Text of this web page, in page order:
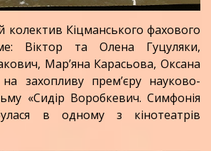
Кіцманського фахового
Віктор та Олена Гуцуляки,
Мар’яна Карасьова, Оксана
захопливу прем’єру науково-
«Сидір Воробкевич. Симфонія
в одному з кінотеатрів